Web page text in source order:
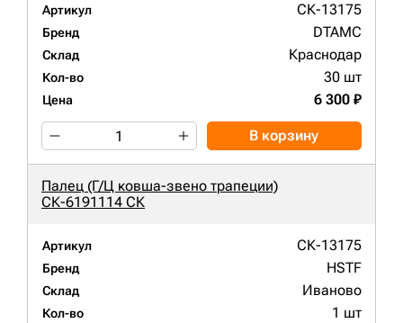
Артикул СК-13175
Бренд DTAMC
Склад Краснодар
Кол-во 30 шт
Цена 6 300 ₽
В корзину
Палец (Г/Ц ковша-звено трапеции)
СК-6191114 СК
Артикул СК-13175
Бренд HSTF
Склад Иваново
Кол-во 1 шт